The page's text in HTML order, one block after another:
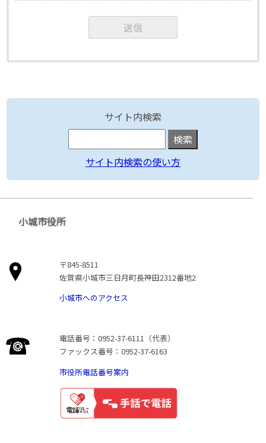
サイト内検索
サイト内検索の使い方
小城市役所
〒845-8511
佐賀県小城市三日月町長神田2312番地2
小城市へのアクセス
電話番号：0952-37-6111（代表）
ファックス番号：0952-37-6163
市役所電話番号案内